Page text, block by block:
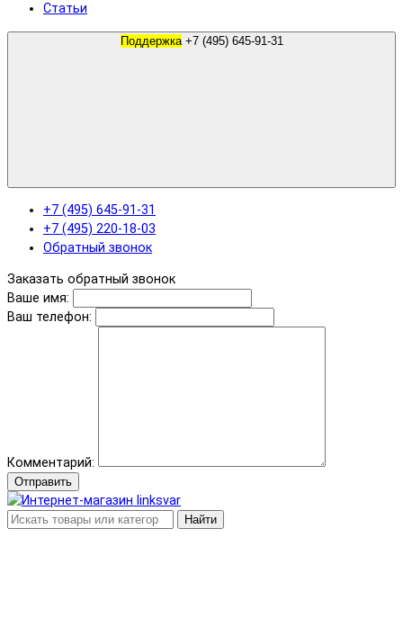
Статьи
Поддержка
+7 (495) 645-91-31
+7 (495) 220-18-03
Обратный звонок
Заказать обратный звонок
Ваше имя:
Ваш телефон:
Комментарий:
Отправить
Найти